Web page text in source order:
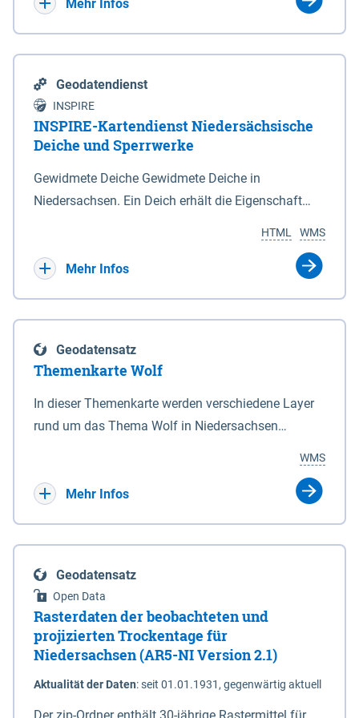
Mehr Infos
Geodatendienst
INSPIRE
INSPIRE-Kartendienst Niedersächsische
Deiche und Sperrwerke
Gewidmete Deiche Gewidmete Deiche in
Niedersachsen. Ein Deich erhält die Eigenschaft
Deichbehörde durch Verordnung ausspricht. Für
enthalten. Sperrwerke Sperrwerke sind Bauwerke
mit Sperrvorrichtungen in Tidegewässern, die dem
Schutz eines Gebietes vor erhöhten Tiden, vor allem
vor Sturmfluten, zu dienen bestimmt sind (§2 Abs.3
Eigenschaft eines Sperrwerkes durch Widmung, die
die Deichbehörde durch Verordnung ausspricht.
WMS
HTML
Mehr Infos
Geodatensatz
Themenkarte Wolf
In dieser Themenkarte werden verschiedene Layer
rund um das Thema Wolf in Niedersachsen
sowie Status der bestehenden Wolfsterritorien im
laufenden Monitoringjahr.
WMS
Mehr Infos
Geodatensatz
Open Data
Rasterdaten der beobachteten und
projizierten Trockentage für
Niedersachsen (AR5-NI Version 2.1)
Aktualität der Daten:seit 01.01.1931, gegenwärtig aktuell